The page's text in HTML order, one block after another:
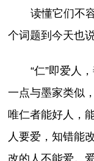
读懂它们不
个词题到今天也
“仁”即爱人
一点与墨家类似
唯仁者能好人，
人要爱，知错能